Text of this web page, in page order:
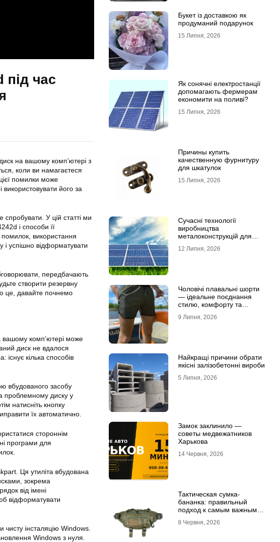
під час
на вашому комп’ютері з
коли ви намагаєтеся
помилки може
використовувати його за
спробувати. У цій статті ми
і способи її
помилок, використання
успішно відформатувати
передбачають
створити резервну
це, давайте почнемо
вашому комп’ютері може
диск не вдалося
кілька способів
вбудованого засобу
проблемному диску у
натисніть кнопку
їх автоматично.
стороннім
програми для
Ця утиліта вбудована
зокрема
від імені
відформатувати
інсталяцію Windows.
Windows з нуля.
Букет із доставкою як
продуманий подарунок
15 Липня, 2026
Як сонячні електростанції
допомагають фермерам
економити на поливі?
15 Липня, 2026
Причины купить
качественную фурнитуру
для шкатулок
15 Липня, 2026
Сучасні технології
виробництва
металоконструкцій для
12 Липня, 2026
Чоловічі плавальні шорти
— ідеальне поєднання
стилю, комфорту та
9 Липня, 2026
Найкращі причини обрати
якісні залізобетонні вироби
5 Липня, 2026
Замок заклинило —
советы медвежатников
Харькова
14 Червня, 2026
Тактическая сумка-
бананка: правильный
подход к самым важным
8 Червня, 2026